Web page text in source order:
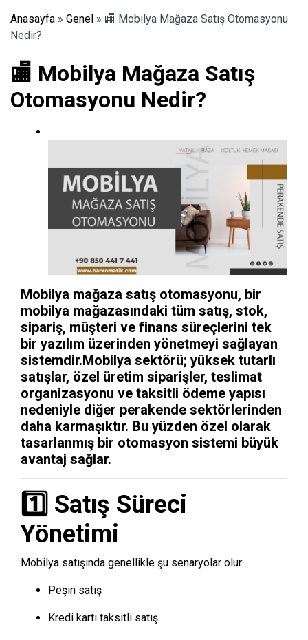
Anasayfa » Genel » 🏬 Mobilya Mağaza Satış Otomasyonu
Nedir?
🏬 Mobilya Mağaza Satış
Otomasyonu Nedir?
Mobilya mağaza satış otomasyonu, bir
mobilya mağazasındaki tüm satış, stok,
sipariş, müşteri ve finans süreçlerini tek
bir yazılım üzerinden yönetmeyi sağlayan
sistemdir.Mobilya sektörü; yüksek tutarlı
satışlar, özel üretim siparişler, teslimat
organizasyonu ve taksitli ödeme yapısı
nedeniyle diğer perakende sektörlerinden
daha karmaşıktır. Bu yüzden özel olarak
tasarlanmış bir otomasyon sistemi büyük
avantaj sağlar.
1️⃣ Satış Süreci
Yönetimi
Mobilya satışında genellikle şu senaryolar olur:
Peşin satış
Kredi kartı taksitli satış